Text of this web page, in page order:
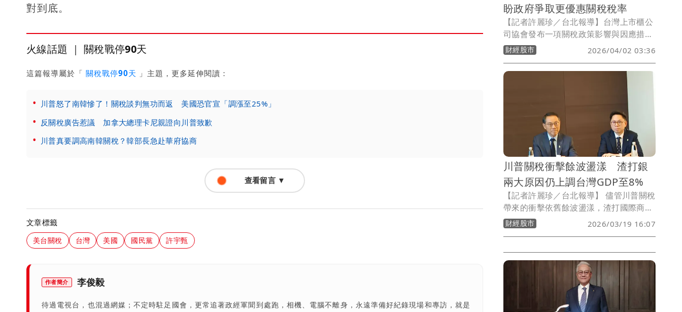
對到底。
火線話題 ｜ 關稅戰停90天
這篇報導屬於「 關稅戰停90天 」主題，更多延伸閱讀：
川普怒了南韓慘了！關稅談判無功而返 美國恐官宣「調漲至25%」
反關稅廣告惹議 加拿大總理卡尼親證向川普致歉
川普真要調高南韓關稅？韓部長急赴華府協商
查看留言 ▼
文章標籤
美台關稅 台灣 美國 國民黨 許宇甄
作者簡介 李俊毅
待過電視台，也混過網媒；不定時駐足國會，更常追著政經軍聞到處跑，相機、電腦不離身，永遠準備好紀錄現場和專訪，就是
盼政府爭取更優惠關稅稅率
【記者許麗珍／台北報導】台灣上市櫃公
司協會發布一項關稅政策影響與因應措施
調查，調查顯示47%企業積極開發美國市
場，對中國大陸市場關注僅23%企業且正
在減少；42%受訪企業希望政府建立制度
化跨部會協調機制，40%希望政府協助爭
財經股市 2026/04/02 03:36
川普關稅衝擊餘波盪漾 渣打銀
兩大原因仍上調台灣GDP至8%
【記者許麗珍／台北報導】 儘管川普關稅
帶來的衝擊依舊餘波盪漾，渣打國際商業
銀行預估今年全球經濟成長可望維持在
3.4%穩健水準，另上調台灣2026年GDP
因包括台灣繼續受惠AI蓬勃發展帶動的全
球半導體需求升溫，企業擴大投資進而支
撐台灣出口動能，此外渣打也示警台灣現
況反映出亞洲日益明顯的「雙速經濟」現
財經股市 2026/03/19 16:07